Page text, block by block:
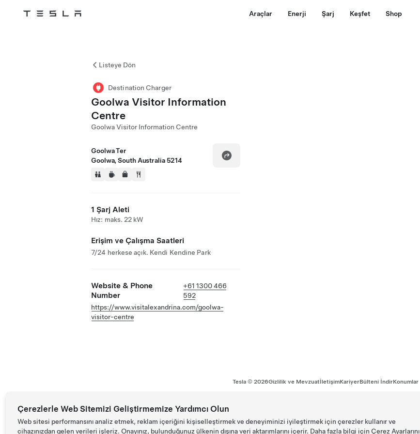
Tesla Araçlar Enerji Şarj Keşfet Shop
Listeye Dön
Destination Charger
Goolwa Visitor Information
Centre
Goolwa Visitor Information Centre
Goolwa Ter
Goolwa, South Australia 5214
1 Şarj Aleti
Hız: maks. 22 kW
Erişim ve Çalışma Saatleri
7/24 herkese açık. Kendi Kendine Park
Website & Phone
Number
+61 1300 466
592
https://www.visitalexandrina.com/goolwa-
visitor-centre
Tesla © 2026Gizlilik ve MevzuatİletişimKariyerBülteni İndirKonumlar
Çerezlerle Web Sitemizi Geliştirmemize Yardımcı Olun
Web sitesi performansını analiz etmek, reklam içeriğini kişiselleştirmek ve deneyiminizi iyileştirmek için çerezler kullanır ve
cihazınızdan gelen verileri işleriz. Onayınız, bulunduğunuz ülkenin dışına veri aktarımlarını içerir. Daha fazla bilgi için Çerez Ayarlarını